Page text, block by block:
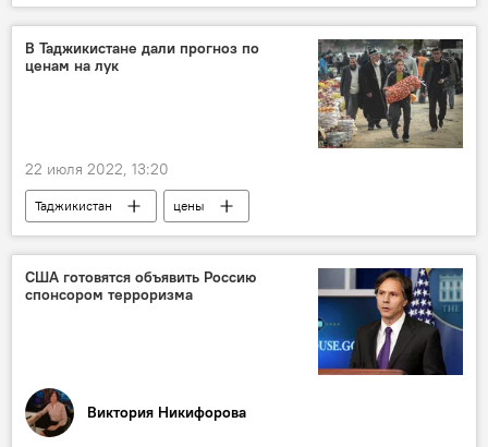
Политика
Иран Обзор СМИ
В Таджикистане дали прогноз по
ценам на лук
22 июля 2022, 13:20
Таджикистан
цены
сельское хозяйство
США готовятся объявить Россию
спонсором терроризма
Виктория Никифорова